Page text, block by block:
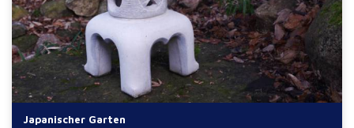
Japanischer Garten